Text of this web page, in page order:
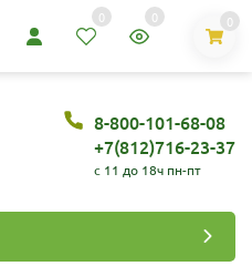
0 0 0
8-800-101-68-08
+7(812)716-23-37
c 11 до 18ч пн-пт